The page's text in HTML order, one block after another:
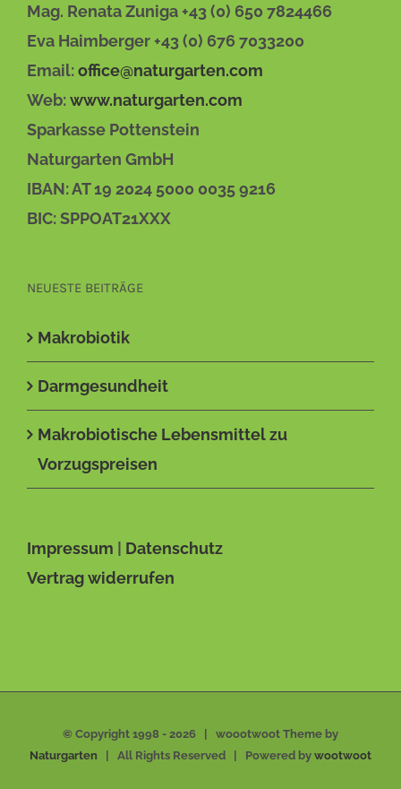
Mag. Renata Zuniga +43 (0) 650 7824466
Eva Haimberger +43 (0) 676 7033200
Email:office@naturgarten.com
Web:www.naturgarten.com
Sparkasse Pottenstein
Naturgarten GmbH
IBAN: AT 19 2024 5000 0035 9216
BIC: SPPOAT21XXX
NEUESTE BEITRÄGE
Makrobiotik
Darmgesundheit
Makrobiotische Lebensmittel zu
Vorzugspreisen
Impressum | Datenschutz
Vertrag widerrufen
© Copyright 1998 - 2026 | woootwoot Theme by
Naturgarten | All Rights Reserved | Powered by wootwoot